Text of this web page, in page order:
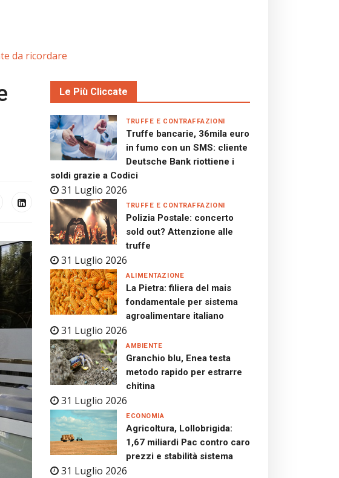
da ricordare
Le Più Cliccate
Truffe bancarie, 36mila euro
in fumo con un SMS: cliente
Deutsche Bank riottiene i
soldi grazie a Codici
31 Luglio 2026
TRUFFE E CONTRAFFAZIONI
Polizia Postale: concerto
sold out? Attenzione alle
truffe
31 Luglio 2026
TRUFFE E CONTRAFFAZIONI
La Pietra: filiera del mais
fondamentale per sistema
agroalimentare italiano
31 Luglio 2026
ALIMENTAZIONE
Granchio blu, Enea testa
metodo rapido per estrarre
chitina
31 Luglio 2026
AMBIENTE
Agricoltura, Lollobrigida:
1,67 miliardi Pac contro caro
prezzi e stabilità sistema
31 Luglio 2026
ECONOMIA